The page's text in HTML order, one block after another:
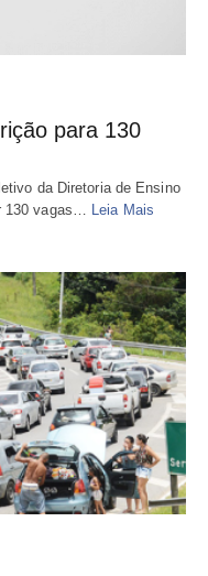
para 130
da Diretoria de Ensino
130 vagas… Leia Mais